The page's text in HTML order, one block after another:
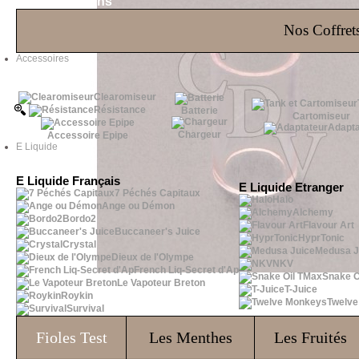
Nos
Accessoires
Clearomiseur
Résistance
Accessoire Epipe
Batterie
Chargeur
Cartomiseur
E Liquide
E Liquide Français
7 Péchés Capitaux
Ange ou Démon
Bordo2
Buccaneer's Juice
Crystal
Dieux de l'Olympe
French Liq-Secret d'Ap
Le Vapoteur Breton
Roykin
Survival
E Liquide Etranger
Halo
Alchemy
Flavour Art
HyprTonic
Medusa
NKV
Snake
T-Juice
Fioles Test Les Menthes Les Fruités